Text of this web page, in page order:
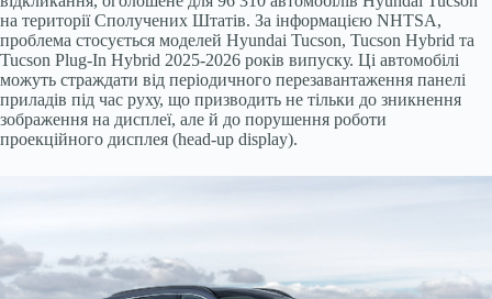
на території Сполучених Штатів. За інформацією NHTSA,
проблема стосується моделей Hyundai Tucson, Tucson Hybrid та
Tucson Plug-In Hybrid 2025-2026 років випуску. Ці автомобілі
можуть страждати від періодичного перезавантаження панелі
приладів під час руху, що призводить не тільки до зникнення
зображення на дисплеї, але й до порушення роботи
проекційного дисплея (head-up display).